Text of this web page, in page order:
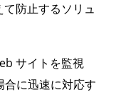
防止するソリュ
サイトを監視
合に迅速に対応す